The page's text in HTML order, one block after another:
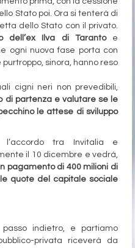
Stato poi. Ora si tenterà di
dello Stato con il privato.
dell’ex Ilva di Tarantoe
ogni nuova fase porta con
sinora, hanno reso
cigni neri non prevedibili,
di partenza e valutare se le
le attese di sviluppo
l’accordo tra Invitalia e
il 10 dicembre e vedrà,
pagamento di 400 milioni di
quote del capitale sociale
indietro, e partiamo
privata riceverà da